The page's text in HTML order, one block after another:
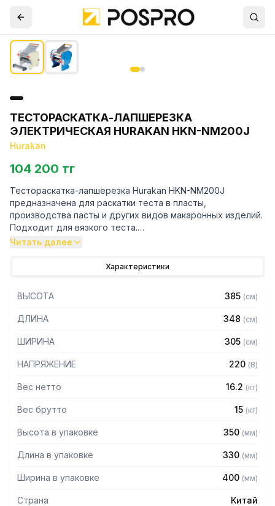
ТЕСТОРАСКАТКА-ЛАПШЕРЕЗКА
ЭЛЕКТРИЧЕСКАЯ HURAKAN HKN-NM200J
Hurakan
104 200 тг
Тестораскатка-лапшерезка Hurakan HKN-NM200J
предназначена для раскатки теста в пласты,
производства пасты и других видов макаронных изделий.
Подходит для вязкого теста.
Читать далее
Характеристики
ВЫСОТА 385 (см)
ДЛИНА 348 (см)
ШИРИНА 305 (см)
НАПРЯЖЕНИЕ 220 (В)
Вес нетто 16.2 (кг)
Вес брутто 15 (кг)
Высота в упаковке 350 (мм)
Длина в упаковке 330 (мм)
Ширина в упаковке 400 (мм)
Страна Китай